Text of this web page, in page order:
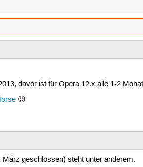
davor ist für Opera 12.x alle 1-2
😉
geschlossen) steht unter anderem: